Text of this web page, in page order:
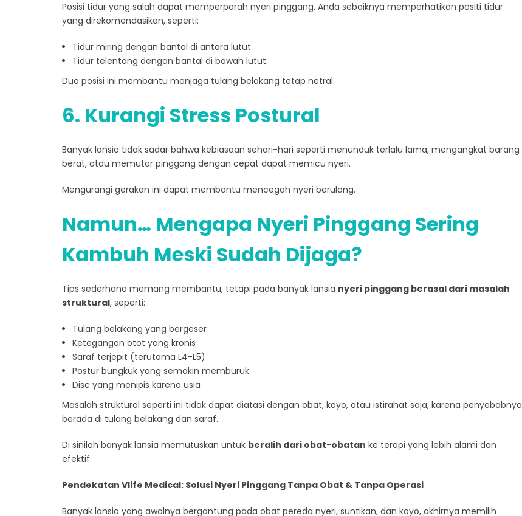
Posisi tidur yang salah dapat memperparah nyeri pinggang. Anda sebaiknya memperhatikan positi tidur
yang direkomendasikan, seperti:
Tidur miring dengan bantal di antara lutut
Tidur telentang dengan bantal di bawah lutut.
Dua posisi ini membantu menjaga tulang belakang tetap netral.
6. Kurangi Stress Postural
Banyak lansia tidak sadar bahwa kebiasaan sehari-hari seperti menunduk terlalu lama, mengangkat barang
berat, atau memutar pinggang dengan cepat dapat memicu nyeri.
Mengurangi gerakan ini dapat membantu mencegah nyeri berulang.
Namun… Mengapa Nyeri Pinggang Sering
Kambuh Meski Sudah Dijaga?
Tips sederhana memang membantu, tetapi pada banyak lansia nyeri pinggang berasal dari masalah
struktural, seperti:
Tulang belakang yang bergeser
Ketegangan otot yang kronis
Saraf terjepit (terutama L4-L5)
Postur bungkuk yang semakin memburuk
Disc yang menipis karena usia
Masalah struktural seperti ini tidak dapat diatasi dengan obat, koyo, atau istirahat saja, karena penyebabnya
berada di tulang belakang dan saraf.
Di sinilah banyak lansia memutuskan untuk beralih dari obat-obatan ke terapi yang lebih alami dan
efektif.
Pendekatan Vlife Medical: Solusi Nyeri Pinggang Tanpa Obat & Tanpa Operasi
Banyak lansia yang awalnya bergantung pada obat pereda nyeri, suntikan, dan koyo, akhirnya memilih